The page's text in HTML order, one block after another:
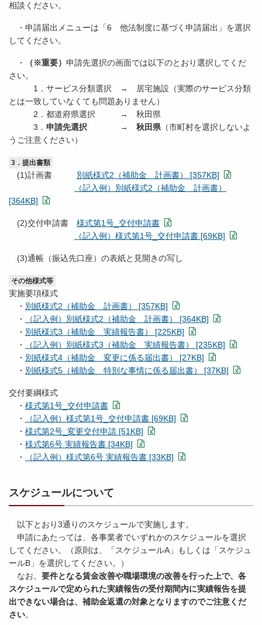
相談ください。
・申請届出メニューは「6 他法制度に基づく申請届出」を選択
してください。
・ （※重要） 申請先選択の画面では以下のとおり選択してくだ
さい。
1．サービス分類選択 → 居宅施設（実際のサービス分類
とは一致していなくても問題ありません）
2．都道府県選択 → 秋田県
3． 申請先選択 → 秋田県 （市町村を選択しないよ
うご注意ください）
3．提出書類
(1)計画書 別紙様式2（補助金 計画書） [357KB]
（記入例）別紙様式2（補助金 計画書）
[364KB]
(2)交付申請書 様式第1号_交付申請書
（記入例）様式第1号_交付申請書 [69KB]
(3)通帳（振込先口座）の表紙と見開きの写し
その他様式等
実施要項様式
・ 別紙様式2（補助金 計画書） [357KB]
・
（記入例）別紙様式2（補助金 計画書） [364KB]
・ 別紙様式3（補助金 実績報告書） [225KB]
・
（記入例）別紙様式3（補助金 実績報告書） [235KB]
・ 別紙様式4（補助金 変更に係る届出書） [27KB]
・ 別紙様式5（補助金 特別な事情に係る届出書） [37KB]
交付要綱様式
・ 様式第1号_交付申請書
・
（記入例）様式第1号_交付申請書 [69KB]
・ 様式第2号_変更交付申請 [51KB]
・ 様式第6号 実績報告書 [34KB]
・
（記入例）様式第6号 実績報告書 [33KB]
スケジュールについて
以下とおり3通りのスケジュールで実施します。
申請にあたっては、各事業者でいずれかのスケジュールを選択
してください。（原則は、「スケジュールA」もしくは「スケジュ
ールB」を選択してください。）
なお、 要件となる賃金改善や職場環境の改善を行った上で、各
スケジュールで定められた実績報告の受付期間内に実績報告を提
出できない場合は、補助金返還の対象となりますのでご注意くだ
さい。